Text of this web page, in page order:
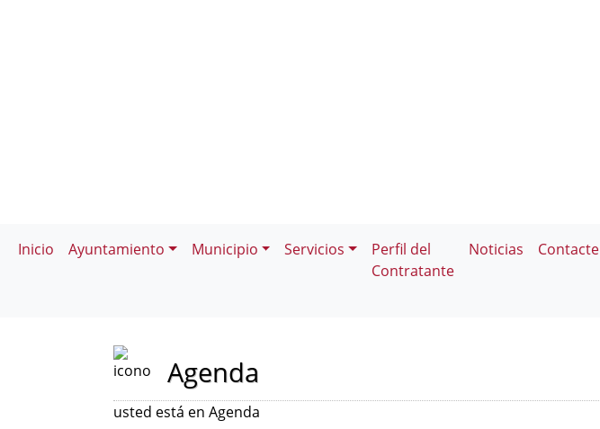
Inicio Ayuntamiento Municipio Servicios
Perfil del
Contratante
Noticias Contacte
Agenda
usted está en Agenda